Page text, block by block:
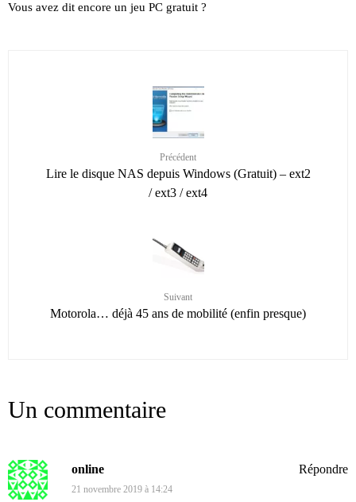
Vous avez dit encore un jeu PC gratuit ?
Précédent
Lire le disque NAS depuis Windows (Gratuit) – ext2
/ ext3 / ext4
Suivant
Motorola… déjà 45 ans de mobilité (enfin presque)
Un commentaire
online
21 novembre 2019 à 14:24
Répondre